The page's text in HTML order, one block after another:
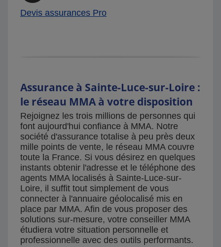
Devis assurances Pro
Assurance à Sainte-Luce-sur-Loire :
le réseau MMA à votre disposition
Rejoignez les trois millions de personnes qui
font aujourd'hui confiance à MMA. Notre
société d'assurance totalise à peu près deux
mille points de vente, le réseau MMA couvre
toute la France. Si vous désirez en quelques
instants obtenir l'adresse et le téléphone des
agents MMA localisés à Sainte-Luce-sur-
Loire, il suffit tout simplement de vous
connecter à l'annuaire géolocalisé mis en
place par MMA. Afin de vous proposer des
solutions sur-mesure, votre conseiller MMA
étudiera votre situation personnelle et
professionnelle avec des outils performants.